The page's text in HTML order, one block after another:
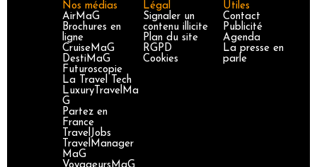
Nos médias
AirMaG
Brochures en
ligne
CruiseMaG
DestiMaG
Futuroscopie
La Travel Tech
LuxuryTravelMa
G
Partez en
France
TravelJobs
TravelManager
MaG
Légal
Signaler un
contenu illicite
Plan du site
RGPD
Cookies
Utiles
Contact
Publicité
Agenda
La presse en
parle